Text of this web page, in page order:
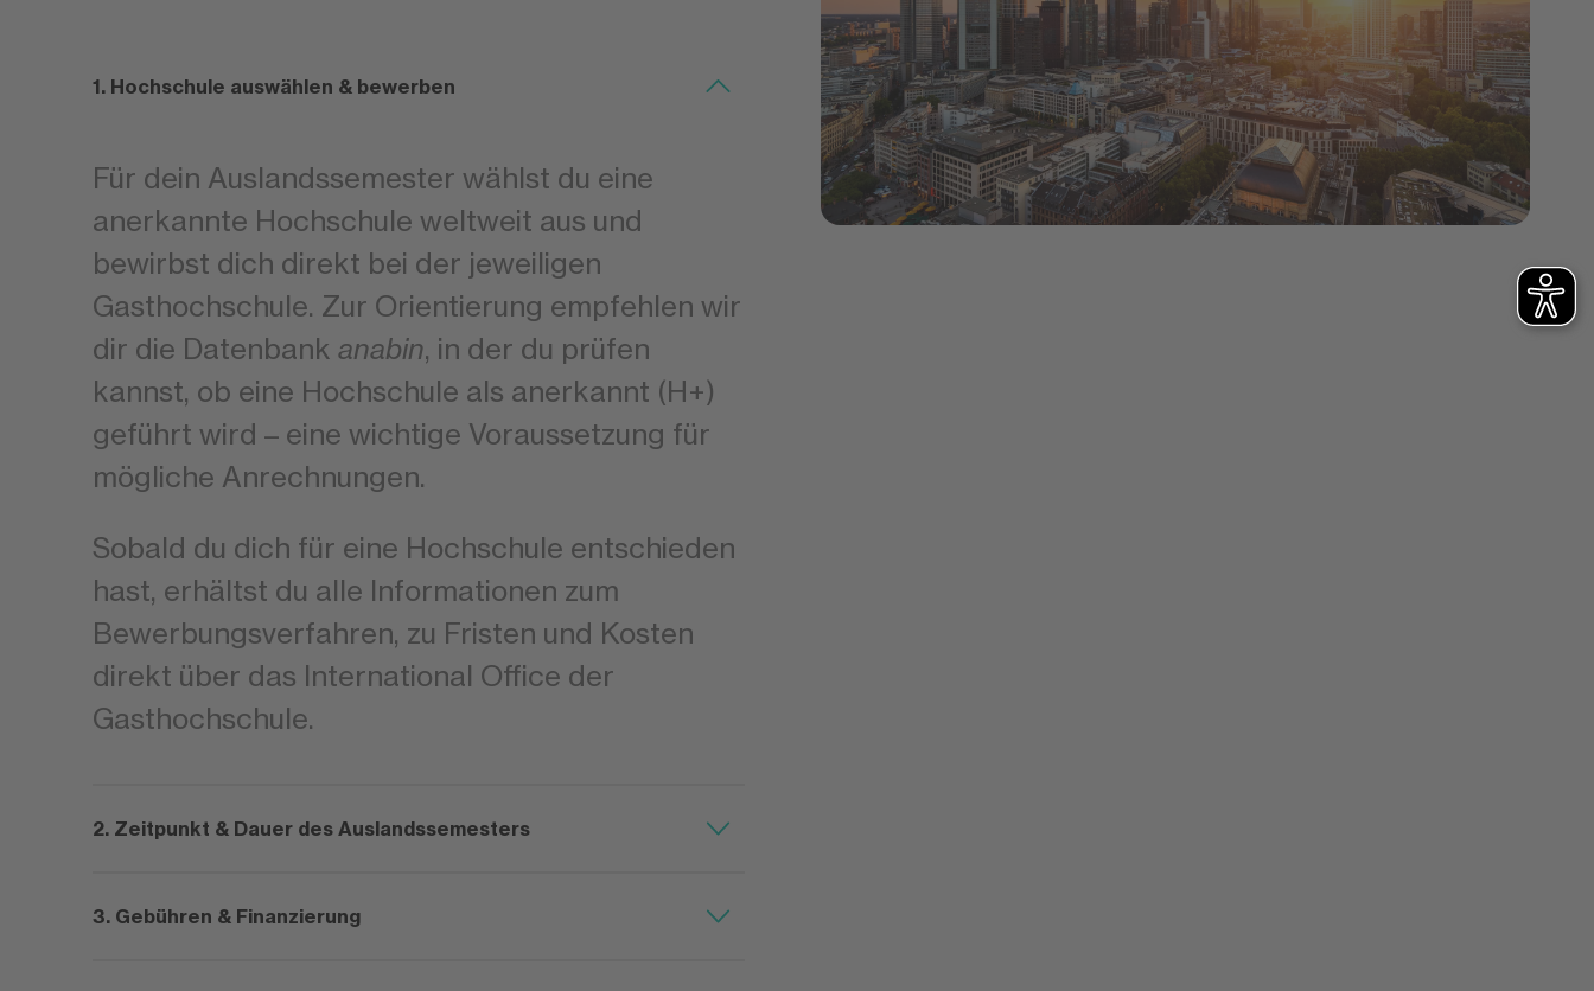
1. Hochschule auswählen & bewerben
Für dein Auslandssemester wählst du eine
anerkannte Hochschule weltweit aus und
bewirbst dich direkt bei der jeweiligen
Gasthochschule. Zur Orientierung empfehlen wir
dir die Datenbank anabin, in der du prüfen
kannst, ob eine Hochschule als anerkannt (H+)
geführt wird – eine wichtige Voraussetzung für
mögliche Anrechnungen.
Sobald du dich für eine Hochschule entschieden
hast, erhältst du alle Informationen zum
Bewerbungsverfahren, zu Fristen und Kosten
direkt über das International Office der
Gasthochschule.
2. Zeitpunkt & Dauer des Auslandssemesters
3. Gebühren & Finanzierung